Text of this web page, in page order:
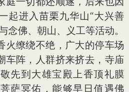
起进入苗栗九华山“大兴善
念佛、朝山、义工等活动。
火缭绕不绝，广大的停车场
车阵，人群挤来挤去，寺庙
先到大雄宝殿上香顶礼膜
萨冥佑，能够早日值遇佛